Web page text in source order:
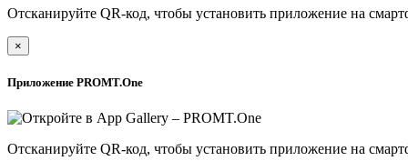
Отсканируйте QR-код, чтобы установить приложение на
×
Приложение PROMT.One
Отсканируйте QR-код, чтобы установить приложение на